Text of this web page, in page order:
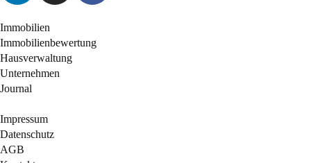
Immobilien
Immobilienbewertung
Hausverwaltung
Unternehmen
Journal
Impressum
Datenschutz
AGB